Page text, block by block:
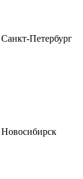
Санкт-Петербург
Новосибирск